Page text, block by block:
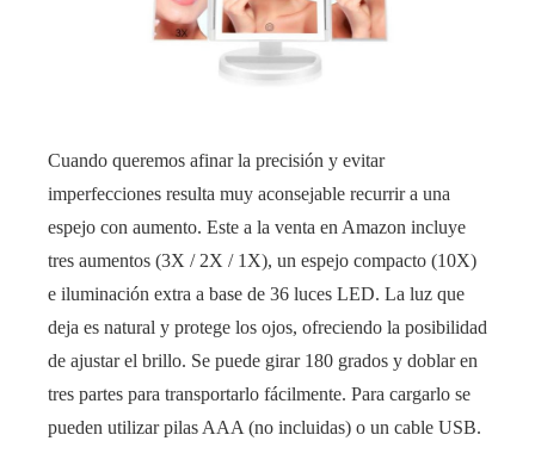
Cuando queremos afinar la precisión y evitar
imperfecciones resulta muy aconsejable recurrir a una
espejo con aumento. Este a la venta en Amazon incluye
tres aumentos (3X / 2X / 1X), un espejo compacto (10X)
e iluminación extra a base de 36 luces LED. La luz que
deja es natural y protege los ojos, ofreciendo la posibilidad
de ajustar el brillo. Se puede girar 180 grados y doblar en
tres partes para transportarlo fácilmente. Para cargarlo se
pueden utilizar pilas AAA (no incluidas) o un cable USB.